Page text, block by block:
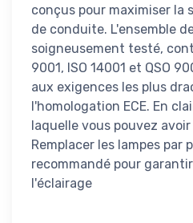
conçus pour maximiser
de conduite. L'ensemble
soigneusement testé,
9001, ISO 14001 et QSO
aux exigences les plus
l'homologation ECE. En
laquelle vous pouvez
Remplacer les lampes par
recommandé pour
l'éclairage